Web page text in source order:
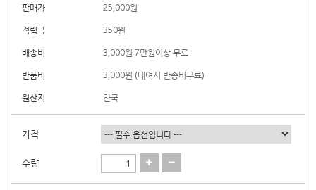
판매가
25,000원
적립금
350원
배송비
3,000원 7만원이상 무료
반품비
3,000원 (대여시 반송비무료)
원산지
한국
가격
수량